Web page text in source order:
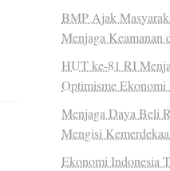
BMP Ajak
Menjaga Keamanan
HUT ke-81 RI
Optimisme Ekonomi
Menjaga Daya Beli
Mengisi
Ekonomi Indonesia